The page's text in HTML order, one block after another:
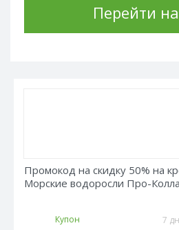
Перейти
Промокод на скидку 50% на
Морские водоросли Про-
Купон 7